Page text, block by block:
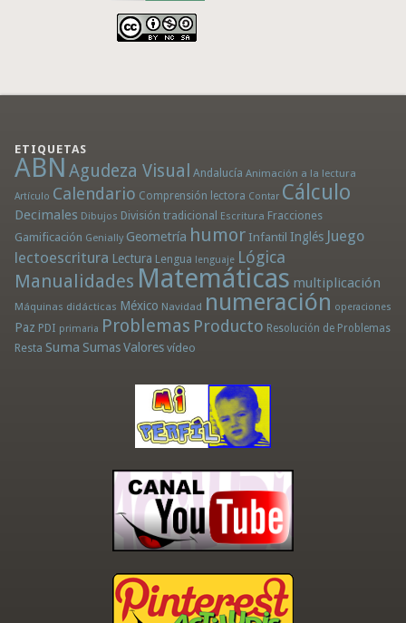
ETIQUETAS
ABN Agudeza Visual Andalucía Animación a la lectura
Artículo Calendario Comprensión lectora Contar Cálculo
Decimales Dibujos División tradicional Escritura Fracciones
Gamificación Genially Geometría humor Infantil Inglés Juego
lectoescritura Lectura Lengua lenguaje Lógica
Manualidades Matemáticas multiplicación
Máquinas didácticas México Navidad numeración operaciones
Paz PDI primaria Problemas Producto Resolución de Problemas
Resta Suma Sumas Valores vídeo